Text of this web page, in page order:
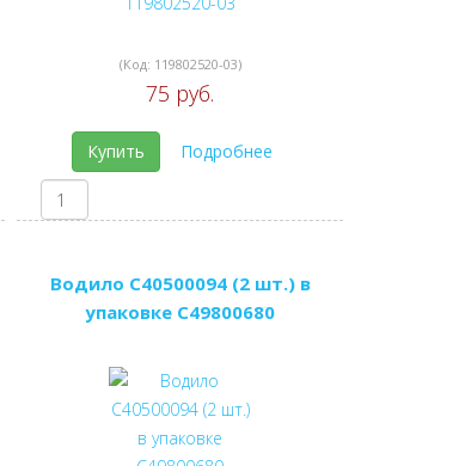
(Код: 119802520-03)
75 руб.
Купить Подробнее
Водило C40500094 (2 шт.) в
упаковке C49800680